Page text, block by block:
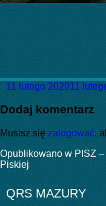
Data
11 lutego 202011
Dodaj komentarz
Musisz się zalogować,
Nawigacja
wpisu
Opublikowano w PISZ
Piskiej
QRS MAZURY